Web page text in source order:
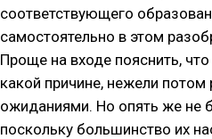
соответствующего
самостоятельно в этом
Проще на входе пояснить,
какой причине, нежели
ожиданиями. Но опять же не
поскольку большинство их